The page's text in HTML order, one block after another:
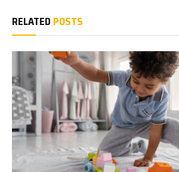
RELATED POSTS